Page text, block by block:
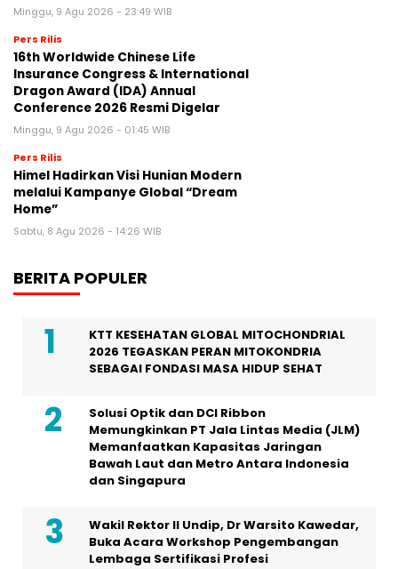
Minggu, 9 Agu 2026 - 23:49 WIB
Pers Rilis
16th Worldwide Chinese Life
Insurance Congress & International
Dragon Award (IDA) Annual
Conference 2026 Resmi Digelar
Minggu, 9 Agu 2026 - 01:45 WIB
Pers Rilis
Himel Hadirkan Visi Hunian Modern
melalui Kampanye Global “Dream
Home”
Sabtu, 8 Agu 2026 - 14:26 WIB
BERITA POPULER
KTT KESEHATAN GLOBAL MITOCHONDRIAL
2026 TEGASKAN PERAN MITOKONDRIA
SEBAGAI FONDASI MASA HIDUP SEHAT
Solusi Optik dan DCI Ribbon
Memungkinkan PT Jala Lintas Media (JLM)
Memanfaatkan Kapasitas Jaringan
Bawah Laut dan Metro Antara Indonesia
dan Singapura
Wakil Rektor II Undip, Dr Warsito Kawedar,
Buka Acara Workshop Pengembangan
Lembaga Sertifikasi Profesi